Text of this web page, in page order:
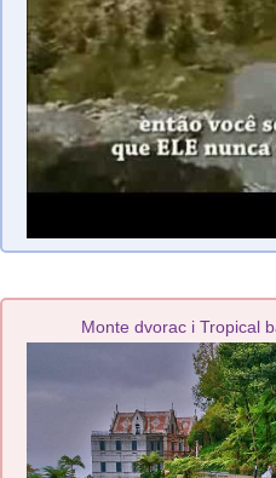
Monte dvorac i Tropical